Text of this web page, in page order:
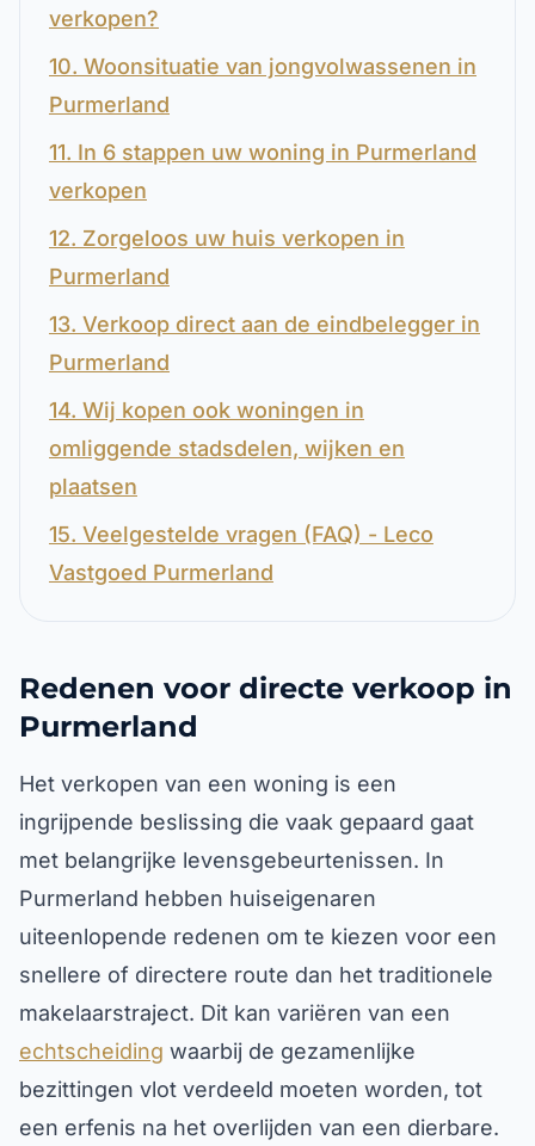
verkopen?
10. Woonsituatie van jongvolwassenen in
Purmerland
11. In 6 stappen uw woning in Purmerland
verkopen
12. Zorgeloos uw huis verkopen in
Purmerland
13. Verkoop direct aan de eindbelegger in
Purmerland
14. Wij kopen ook woningen in
omliggende stadsdelen, wijken en
plaatsen
15. Veelgestelde vragen (FAQ) - Leco
Vastgoed Purmerland
Redenen voor directe verkoop in
Purmerland
Het verkopen van een woning is een
ingrijpende beslissing die vaak gepaard gaat
met belangrijke levensgebeurtenissen. In
Purmerland hebben huiseigenaren
uiteenlopende redenen om te kiezen voor een
snellere of directere route dan het traditionele
makelaarstraject. Dit kan variëren van een
echtscheiding waarbij de gezamenlijke
bezittingen vlot verdeeld moeten worden, tot
een erfenis na het overlijden van een dierbare.